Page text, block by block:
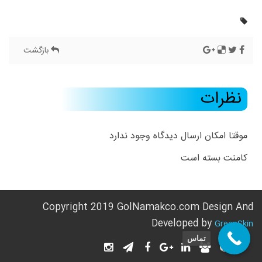
بازگشت
نظرات
موقتا امکان ارسال دیدگاه وجود ندارد
کامنت بسته است
Copyright 2019 GolNamakco.com Design And
Developed by GreenSkin
تماس